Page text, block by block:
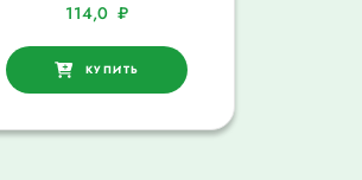
114,0 ₽
КУПИТЬ